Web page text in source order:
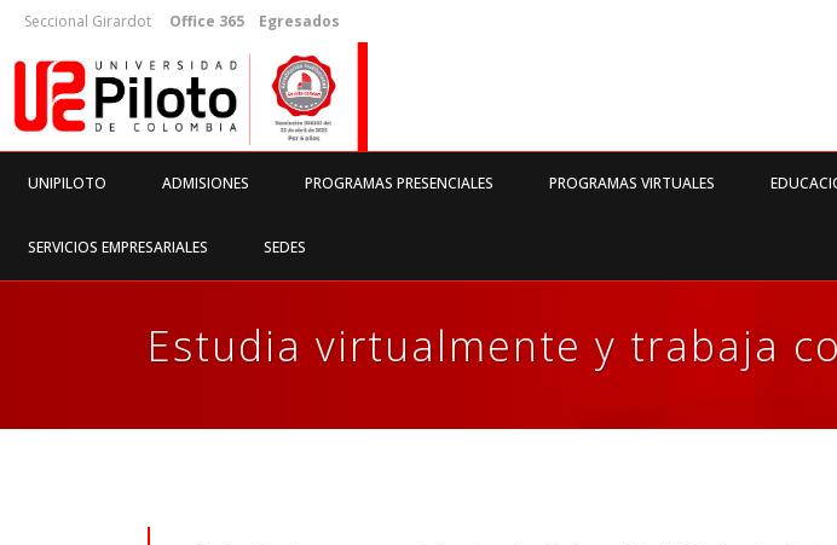
Seccional Girardot Office 365 Egresados
UNIPILOTO ADMISIONES PROGRAMAS PRESENCIALES PROGRAMAS VIRTUALES
SERVICIOS EMPRESARIALES SEDES
Estudia virtualmente y trabaja